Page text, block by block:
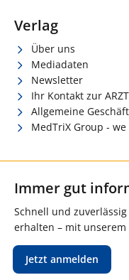
Verlag
Über uns
Mediadaten
Newsletter
Ihr Kontakt zur
Allgemeine
MedTriX Group -
Immer gut
Schnell und
erhalten – mit
Jetzt anmelden